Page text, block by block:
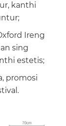
kanthi
Ireng
sing
estetis;
promosi